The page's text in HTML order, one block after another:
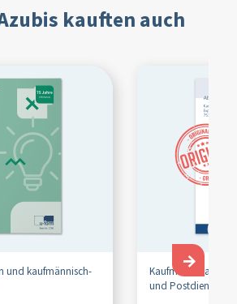
kauften auch
und kaufmännisch-
Kaufmann/
und
→